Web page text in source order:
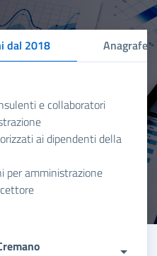
dal 2018 Anagrafe
e collaboratori
ai dipendenti della
per amministrazione